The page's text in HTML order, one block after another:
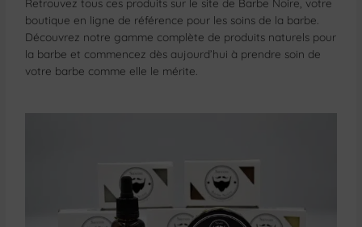
Retrouvez tous ces produits sur le site de Barbe Noire, votre
boutique en ligne de référence pour les soins de la barbe.
Découvrez notre gamme complète de produits naturels pour
la barbe et commencez dès aujourd’hui à prendre soin de
votre barbe comme elle le mérite.